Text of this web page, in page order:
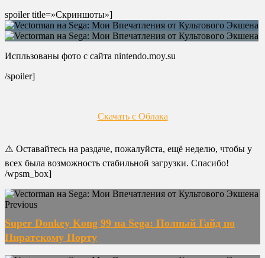
spoiler title=»Скриншоты»]
Испльзованы фото с сайта nintendo.moy.su
/spoiler]
Скачать с Облака
⚠️ Оставайтесь на раздаче, пожалуйста, ещё неделю, чтобы у
всех была возможность стабильной загрузки. Спасибо!
/wpsm_box]
Previous
Super Donkey Kong 99 на Sega: Полный Гайд по
Пиратскому Порту